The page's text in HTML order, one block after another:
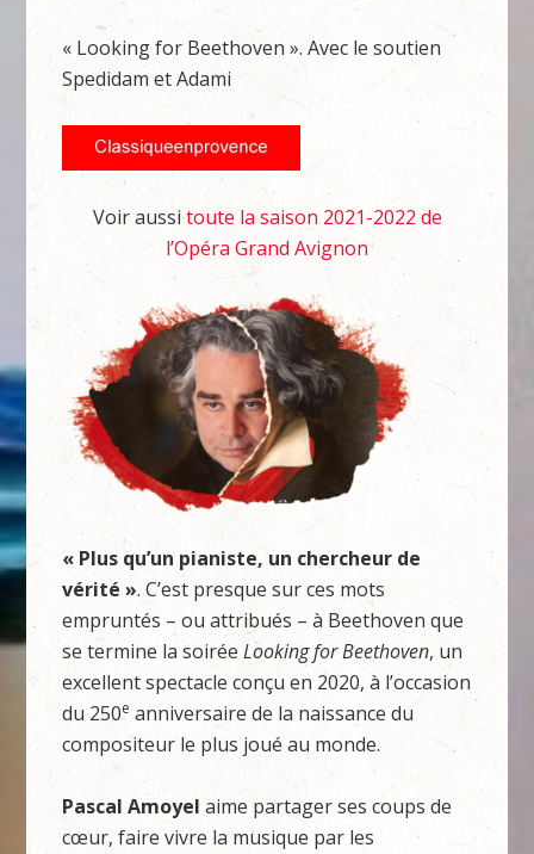
« Looking for Beethoven ». Avec le soutien
Spedidam et Adami
Voir aussitoute la saison 2021-2022 de
l’Opéra Grand Avignon
« Plus qu’un pianiste, un chercheur de
vérité ». C’est presque sur ces mots
empruntés – ou attribués – à Beethoven que
se termine la soiréeLooking for Beethoven, un
excellent spectacle conçu en 2020, à l’occasion
du 250e anniversaire de la naissance du
compositeur le plus joué au monde.
Pascal Amoyel aime partager ses coups de
cœur, faire vivre la musique par les